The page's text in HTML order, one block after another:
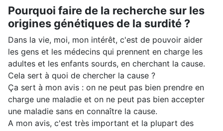
Pourquoi faire de la recherche sur les
origines génétiques de la surdité ?
Dans la vie, moi, mon intérêt, c'est de pouvoir aider
les gens et les médecins qui prennent en charge les
adultes et les enfants sourds, en cherchant la cause.
Cela sert à quoi de chercher la cause ?
Ça sert à mon avis : on ne peut pas bien prendre en
charge une maladie et on ne peut pas bien accepter
une maladie sans en connaître la cause.
A mon avis, c'est très important et la plupart des